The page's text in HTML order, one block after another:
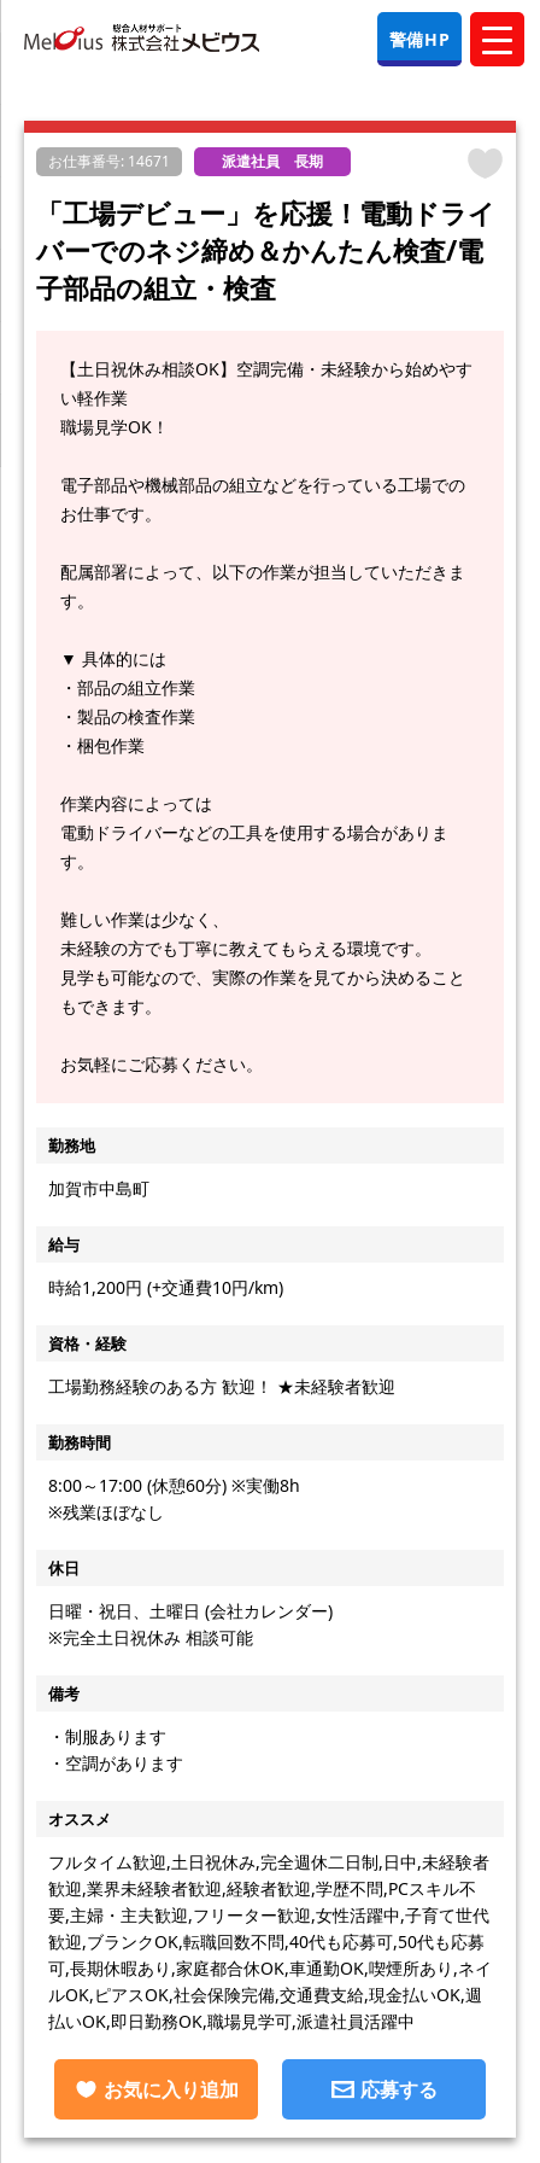
警備HP
お仕事番号: 14671 派遣社員 長期
「工場デビュー」を応援！電動ドライ
バーでのネジ締め＆かんたん検査/電
子部品の組立・検査
【土日祝休み相談OK】空調完備・未経験から始めやす
い軽作業
職場見学OK！
電子部品や機械部品の組立などを行っている工場での
お仕事です。
配属部署によって、以下の作業が担当していただきま
す。
▼ 具体的には
・部品の組立作業
・製品の検査作業
・梱包作業
作業内容によっては
電動ドライバーなどの工具を使用する場合がありま
す。
難しい作業は少なく、
未経験の方でも丁寧に教えてもらえる環境です。
見学も可能なので、実際の作業を見てから決めること
もできます。
お気軽にご応募ください。
勤務地
加賀市中島町
給与
時給1,200円 (+交通費10円/km)
資格・経験
工場勤務経験のある方 歓迎！ ★未経験者歓迎
勤務時間
8:00～17:00 (休憩60分) ※実働8h
※残業ほぼなし
休日
日曜・祝日、土曜日 (会社カレンダー)
※完全土日祝休み 相談可能
備考
・制服あります
・空調があります
オススメ
フルタイム歓迎,土日祝休み,完全週休二日制,日中,未経験者
歓迎,業界未経験者歓迎,経験者歓迎,学歴不問,PCスキル不
要,主婦・主夫歓迎,フリーター歓迎,女性活躍中,子育て世代
歓迎,ブランクOK,転職回数不問,40代も応募可,50代も応募
可,長期休暇あり,家庭都合休OK,車通勤OK,喫煙所あり,ネイ
ルOK,ピアスOK,社会保険完備,交通費支給,現金払いOK,週
払いOK,即日勤務OK,職場見学可,派遣社員活躍中
お気に入り追加 応募する